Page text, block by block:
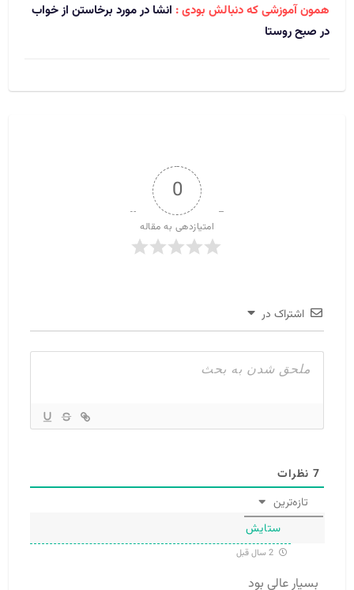
همون آموزشی که دنبالش بودی : انشا در مورد برخاستن از خواب
در صبح روستا
0
امتیازدهی به مقاله
اشتراک در
7 نظرات
تازه‌ترین
ستایش
2 سال قبل
بسیار عالی بود